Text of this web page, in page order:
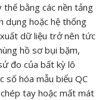
bằng các nền tảng
dụng hoặc hệ thống
dữ liệu trở nên tức
hồ sơ bụi bặm,
đo của bất kỳ lô
số hóa mẫu biểu QC
tay hoặc mất mát